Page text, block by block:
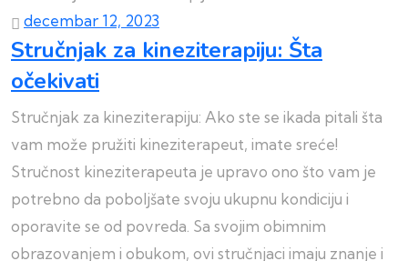
decembar 12, 2023
Stručnjak za kineziterapiju: Šta
očekivati
Stručnjak za kineziterapiju: Ako ste se ikada pitali šta
vam može pružiti kineziterapeut, imate sreće!
Stručnost kineziterapeuta je upravo ono što vam je
potrebno da poboljšate svoju ukupnu kondiciju i
oporavite se od povreda. Sa svojim obimnim
obrazovanjem i obukom, ovi stručnjaci imaju znanje i